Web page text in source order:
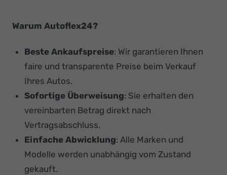
Preisen
Ihr
Innovatives
Autohaus
Warum Autoflex24?
Beste Ankaufspreise: Wir garantieren Ihnen
faire und transparente Preise beim Verkauf
Ihres Autos.
Sofortige Überweisung: Sie erhalten den
vereinbarten Betrag direkt nach
Vertragsabschluss.
Einfache Abwicklung: Alle Marken und
Modelle werden unabhängig vom Zustand
gekauft.